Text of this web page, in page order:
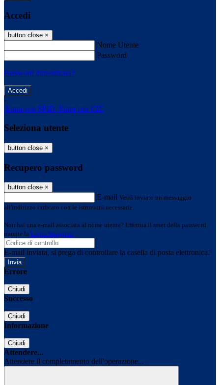
Accedi
button close ×
Nome Utente
Password
Password dimenticata?
-
Entra con SPID Entra con CIE
Seleziona utente
button close ×
Recupero password
button close ×
E-mail Verrà inviato un messaggio
all'indirizzo indicato con le istruzioni necessarie.
Non hai una e-mail associata al nome utente? Effettua il reset della password
tramite la Login Spaggiari
E-mail inviata, si prega di controllare la casella di posta elettronica!
Errore
Chiudi
Successo
Chiudi
Informazione
Chiudi
Attendere...
Attendere il completamento dell'operazione...